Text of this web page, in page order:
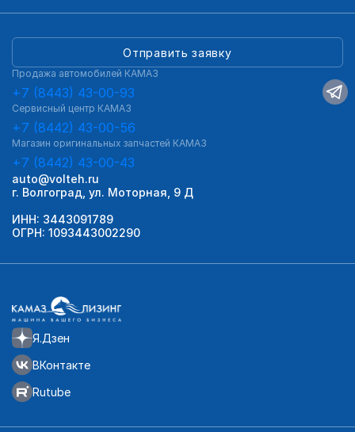
Я.Дзен
ВКонтакте
Rutube
Отправить заявку
Продажа автомобилей КАМАЗ
+7 (8443) 43-00-93
Сервисный центр КАМАЗ
+7 (8442) 43-00-56
Магазин оригинальных запчастей КАМАЗ
+7 (8442) 43-00-43
auto@volteh.ru
г. Волгоград, ул. Моторная, 9 Д
ИНН: 3443091789
ОГРН: 1093443002290